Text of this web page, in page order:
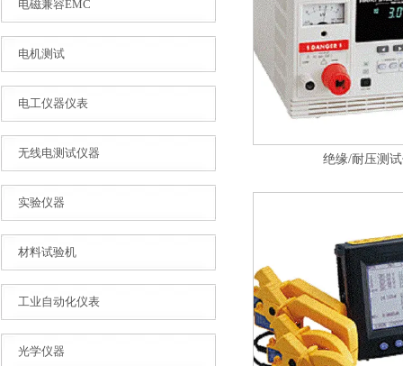
电磁兼容EMC
电机测试
电工仪器仪表
无线电测试仪器
实验仪器
材料试验机
工业自动化仪表
光学仪器
绝缘/耐压测